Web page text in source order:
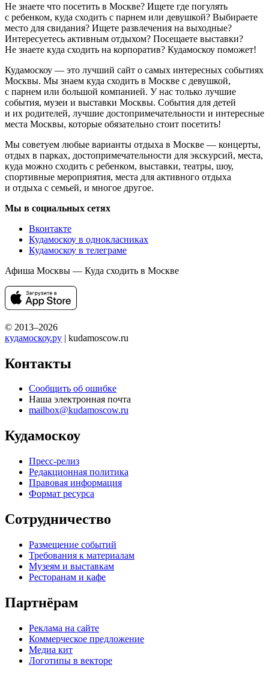
Не знаете что посетить в Москве? Ищете где погулять
с ребенком, куда сходить с парнем или девушкой? Выбираете
место для свидания? Ищете развлечения на выходные?
Интересуетесь активным отдыхом? Посещаете выставки?
Не знаете куда сходить на корпоратив? Кудамоскоу поможет!
Кудамоскоу — это лучший сайт о самых интересных событиях
Москвы. Мы знаем куда сходить в Москве с девушкой,
с парнем или большой компанией. У нас только лучшие
события, музеи и выставки Москвы. События для детей
и их родителей, лучшие достопримечательности и интересные
места Москвы, которые обязательно стоит посетить!
Мы советуем любые варианты отдыха в Москве — концерты,
отдых в парках, достопримечательности для экскурсий, места,
куда можно сходить с ребенком, выставки, театры, шоу,
спортивные мероприятия, места для активного отдыха
и отдыха с семьей, и многое другое.
Мы в социальных сетях
Вконтакте
Кудамоскоу в однокласниках
Кудамоскоу в телеграме
Афиша Москвы — Куда сходить в Москве
© 2013–2026
кудамоскоу.ру | kudamoscow.ru
Контакты
Сообщить об ошибке
Наша электронная почта
mailbox@kudamoscow.ru
Кудамоскоу
Пресс-релиз
Редакционная политика
Правовая информация
Формат ресурса
Сотрудничество
Размещение событий
Требования к материалам
Музеям и выставкам
Ресторанам и кафе
Партнёрам
Реклама на сайте
Коммерческое предложение
Медиа кит
Логотипы в векторе